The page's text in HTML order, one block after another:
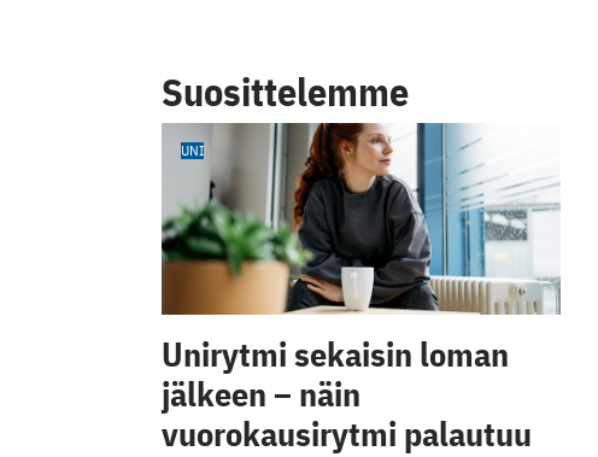
Suosittelemme
UNI
Unirytmi sekaisin loman
jälkeen – näin
vuorokausirytmi palautuu